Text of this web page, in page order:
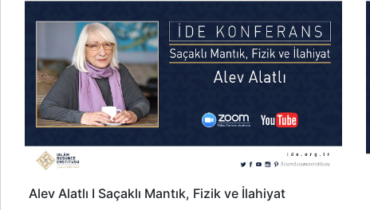
Alev Alatlı I Saçaklı Mantık, Fizik ve İlahiyat